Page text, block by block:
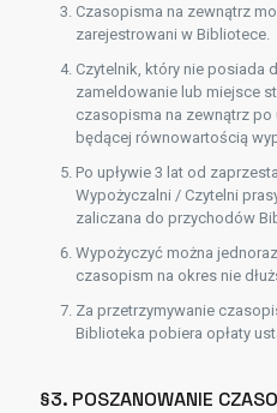
Czasopisma na zewnątrz
zarejestrowani w Bibliotece.
Czytelnik, który nie posiada
zameldowanie lub miejsce
czasopisma na zewnątrz po
będącej równowartością
Po upływie 3 lat od
Wypożyczalni / Czytelni
zaliczana do przychodów
Wypożyczyć można
czasopism na okres nie
Za przetrzymywanie
Biblioteka pobiera opłaty
§3. POSZANOWANIE